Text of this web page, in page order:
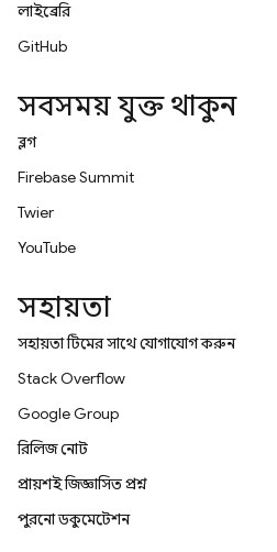
লাইব্রেরি
GitHub
সবসময় যুক্ত থাকুন
ব্লগ
Firebase Summit
Twitter
YouTube
সহায়তা
সহায়তা টিমের সাথে যোগাযোগ করুন
Stack Overflow
Google Group
রিলিজ নোট
প্রায়শই জিজ্ঞাসিত প্রশ্ন
পুরনো ডকুমেন্টেশন